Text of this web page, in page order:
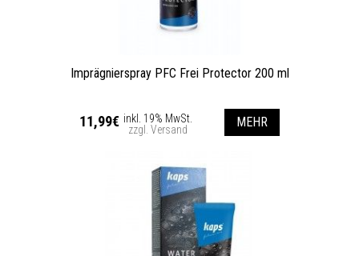
Imprägnierspray PFC Frei Protector 200 ml
11,99€ inkl. 19% MwSt.
zzgl. Versand
MEHR